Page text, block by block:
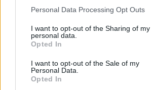
Personal Data Processing Opt Outs
I want to opt-out of the Sharing of my
personal data.
Opted In
I want to opt-out of the Sale of my
Personal Data.
Opted In